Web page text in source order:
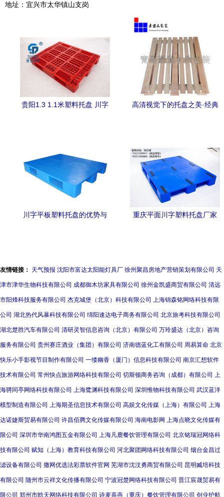
地址：宜兴市太华镇山支岗
贵阳1.3 1.1米塑料托盘 川字
高清视觉下的托盘之美·经典
川字平板塑料托盘的优势与
重庆平面川字塑料托盘厂家
友情链接： 天气预报 沈阳市富达太阳能灯具厂 徐州聚昌房地产营销策划有限公司 天
津市津华生物科技有限公司 成都御木坊家具有限公司 徐州金凯盛商贸有限公司 清远
市阳烽科技服务有限公司 杰克城堡（北京）科技有限公司 上海锦森铭网络科技有限
公司 湖北热代风暴科技有限公司 绵阳速达电子商务有限公司 北京旅考科技有限公司
湖北楚胜汽车有限公司 清研灵智信息咨询（北京）有限公司 万玲盛达（北京）咨询
服务有限公司 贵州赛庄酒业（集团）有限公司 济南德蓝化工有限公司 周易算命 北京
快乐小手影视节目制作有限公司 一缕幽香（厦门）信息科技有限公司 南京汇想软件
技术有限公司 常州快点旅游网络科技有限公司 切斯顿商务咨询（成都）有限公司 上
海骋同亭网络科技有限公司 上海鹭渊科技有限公司 深圳惟物科技有限公司 武汉蓝洋
模型制造有限公司 上海期圣信息技术有限公司 高娱文化传媒（上海）有限公司 上海
达诺婕斯贸易有限公司 许昌佰腾文化传媒有限公司 海南电影网 上海点晓文化传媒有
限公司 深圳市华南鸿图五金有限公司 上海凡鹿餐饮管理有限公司 北京铭瑞冠网络科
技有限公司 赋知（上海）教育科技有限公司 河北聚团网络科技有限公司 烟台金昌过
滤设备有限公司 撒网优选法彩票软件官网 芜湖市沈汶勇商贸有限公司 昆明臧培科技
有限公司 随州市云祥文化传播有限公司 宁波冠楚网络科技有限公司 晋江宸晟贸易有
限公司 郑州市晗天网络科技有限公司 诗麦喜燕（重庆）餐饮管理有限公司 创业护航